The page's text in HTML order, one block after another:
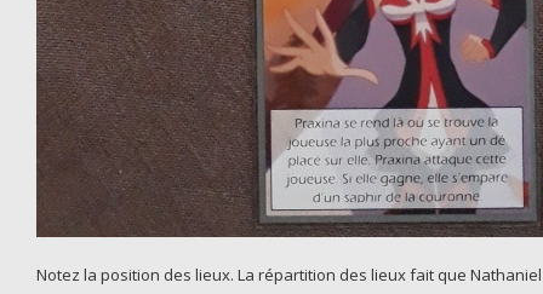
Notez la position des lieux. La répartition des lieux fait que